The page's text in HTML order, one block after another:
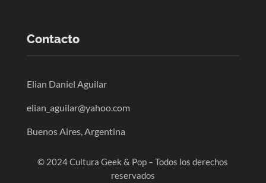
Contacto
Elian Daniel Aguilar
elian_aguilar@yahoo.com
Buenos Aires, Argentina
© 2024 Cultura Geek & Pop – Todos los derechos
reservados